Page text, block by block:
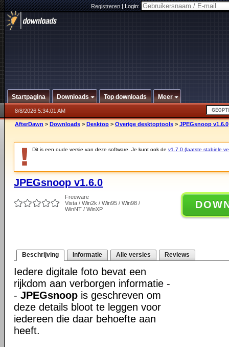
Registreren|Login:
Startpagina Downloads Top downloads Meer
8/8/2026 5:34:01 AM
AfterDawn > Downloads > Desktop > Overige desktoptools > JPEGsnoop v1.6.0
Dit is een oude versie van deze software. Je kunt ook de v1.7.0 (laatste stabiele
JPEGsnoop v1.6.0
Freeware
Vista / Win2k / Win95 / Win98 /
WinNT / WinXP
Beschrijving Informatie Alle versies Reviews
Iedere digitale foto bevat een
rijkdom aan verborgen informatie -
- JPEGsnoop is geschreven om
deze details bloot te leggen voor
iedereen die daar behoefte aan
heeft.